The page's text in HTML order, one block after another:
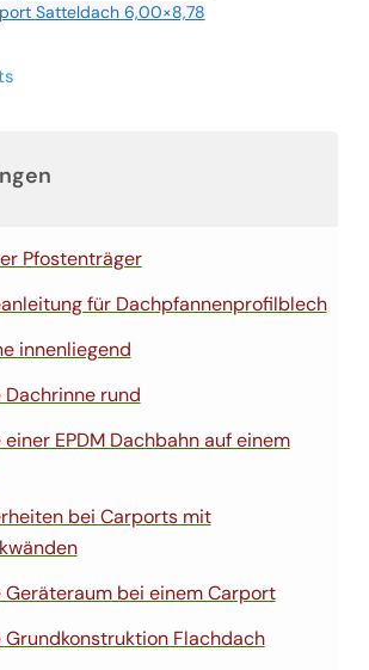
Pfostenträger
für Dachpfannenprofilblech
innenliegend
Dachrinne rund
EPDM Dachbahn auf einem
bei Carports mit
Geräteraum bei einem Carport
Grundkonstruktion Flachdach
Satteldach 6,00×8,78